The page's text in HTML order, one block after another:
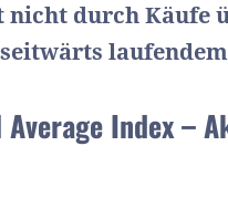
durch Käufe
Index –